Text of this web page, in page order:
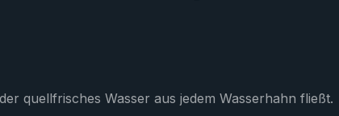
quellfrisches Wasser aus jedem Wasserhahn fließt.